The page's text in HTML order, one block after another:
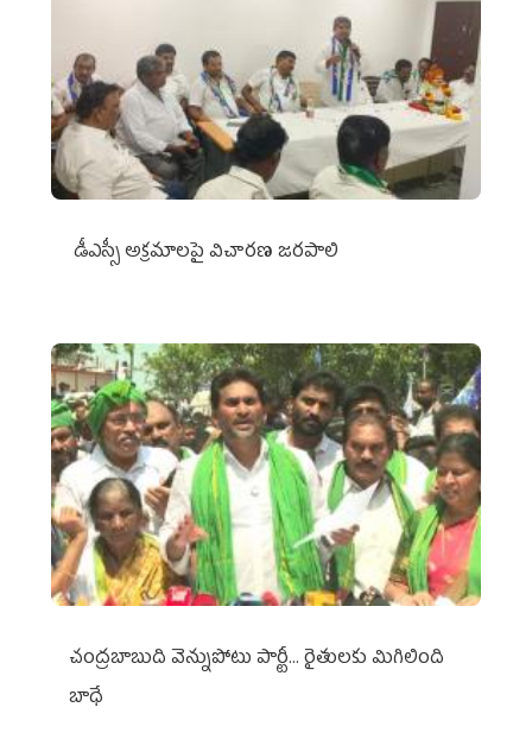
డీఎస్సీ అక్రమాలపై విచారణ జరపాలి
చంద్రబాబుది వెన్నుపోటు పార్టీ... రైతులకు మిగిలింది
బాధే